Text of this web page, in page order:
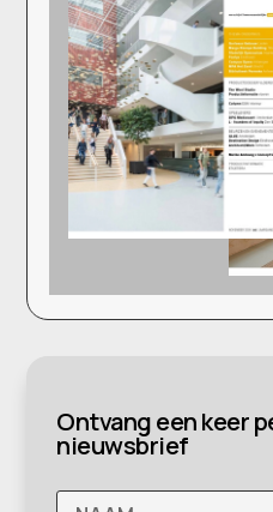
Ontvang een keer
nieuwsbrief